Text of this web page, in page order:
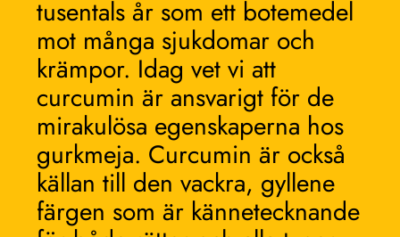
tusentals år som ett botemedel
mot många sjukdomar och
krämpor. Idag vet vi att
curcumin är ansvarigt för de
mirakulösa egenskaperna hos
gurkmeja. Curcumin är också
källan till den vackra, gyllene
färgen som är kännetecknande